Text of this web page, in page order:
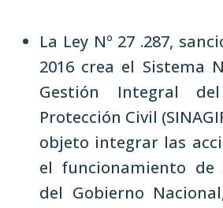
La Ley Nº 27 .287,
2016 crea el Sistema
Gestión Integral
Protección Civil
objeto integrar las
el funcionamiento de
del Gobierno